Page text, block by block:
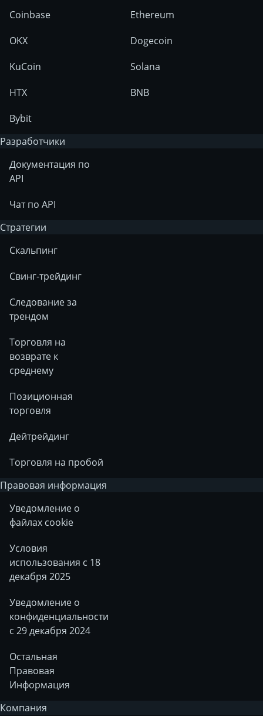
Coinbase
OKX
KuCoin
HTX
Bybit
Ethereum
Dogecoin
Solana
BNB
Разработчики
Документация по
API
Чат по API
Стратегии
Скальпинг
Свинг-трейдинг
Следование за
трендом
Торговля на
возврате к
среднему
Позиционная
торговля
Дейтрейдинг
Торговля на пробой
Правовая информация
Уведомление о
файлах cookie
Условия
использования с 18
декабря 2025
Уведомление о
конфиденциальности
с 29 декабря 2024
Остальная
Правовая
Информация
Компания